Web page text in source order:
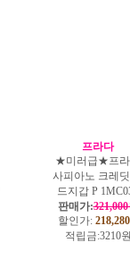
프라다
★미러급★프
사피아노 크레
드지갑 P
판매가:
할인가: 218,280
적립금:3210